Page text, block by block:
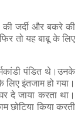
की जर्दी और बकरे की
तो यह बाबू के लिए
पंडित थे।उनके
लिए इंतजाम हो गया।
दे जाया करता था।
छोटिया किया करती